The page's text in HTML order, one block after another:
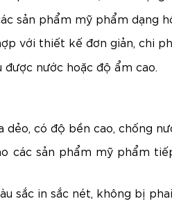
sản phẩm mỹ phẩm dạng
với thiết kế đơn giản, chi
nước hoặc độ ẩm cao.
dẻo, có độ bền cao, chống
các sản phẩm mỹ phẩm
sắc in sắc nét, không bị phai